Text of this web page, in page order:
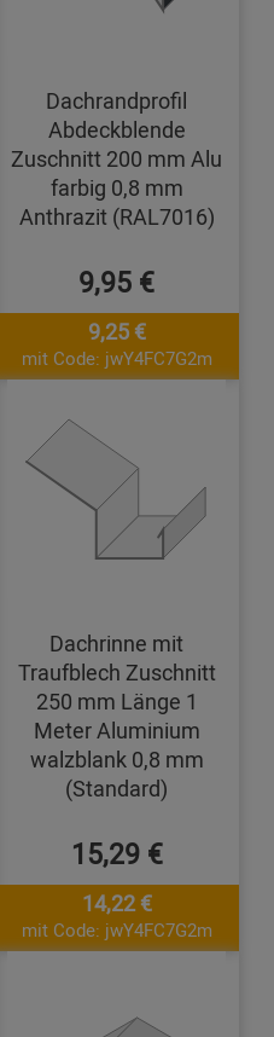
Dachrandprofil
Abdeckblende
Zuschnitt 200 mm Alu
farbig 0,8 mm
Anthrazit (RAL7016)
9,95 €
9,25 €
mit Code: jwY4FC7G2m
Dachrinne mit
Traufblech Zuschnitt
250 mm Länge 1
Meter Aluminium
walzblank 0,8 mm
(Standard)
15,29 €
14,22 €
mit Code: jwY4FC7G2m